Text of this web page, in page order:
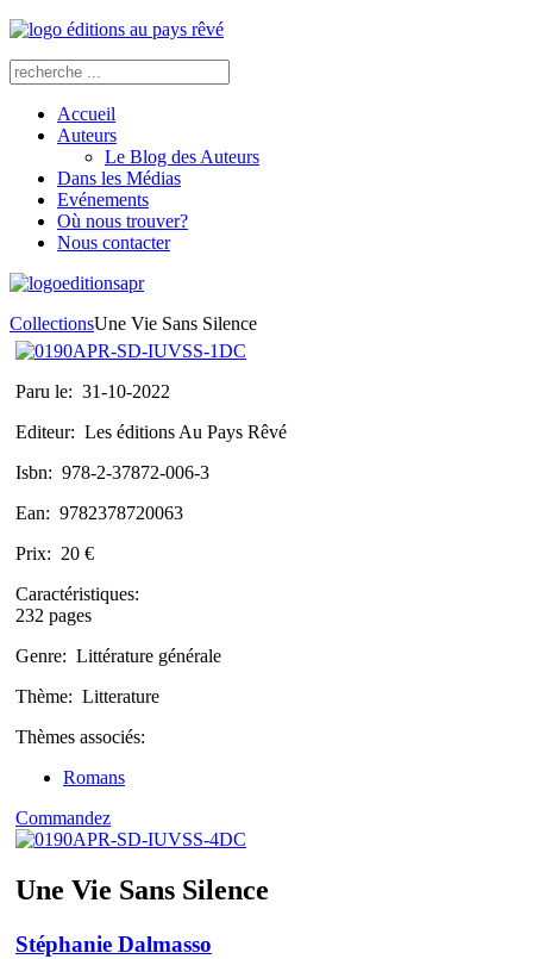
Accueil
Auteurs
Le Blog des Auteurs
Dans les Médias
Evénements
Où nous trouver?
Nous contacter
CollectionsUne Vie Sans Silence
Paru le: 31-10-2022
Editeur: Les éditions Au Pays Rêvé
Isbn: 978-2-37872-006-3
Ean: 9782378720063
Prix: 20 €
Caractéristiques:
232 pages
Genre: Littérature générale
Thème: Litterature
Thèmes associés:
Romans
Commandez
Une Vie Sans Silence
Stéphanie Dalmasso